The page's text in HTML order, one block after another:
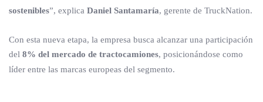
sostenibles”, explica Daniel Santamaría, gerente de TruckNation.
Con esta nueva etapa, la empresa busca alcanzar una participación
del 8% del mercado de tractocamiones, posicionándose como
líder entre las marcas europeas del segmento.